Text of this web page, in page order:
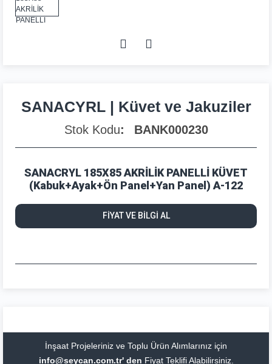
SANACYRL | Küvet ve Jakuziler
Stok Kodu BANK000230
SANACRYL 185X85 AKRİLİK PANELLİ KÜVET
(Kabuk+Ayak+Ön Panel+Yan Panel) A-122
FİYAT VE BİLGİ AL
İnşaat Projeleriniz ve Toplu Ürün Alımlarınız için
info@seycan.com.tr' den Fiyat Teklifi Alabilirsiniz.